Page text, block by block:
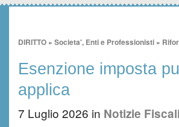
DIRITTO » Societa', Enti e Professionisti »
Esenzione imposta
applica
7 Luglio 2026 in Notizie Fiscali